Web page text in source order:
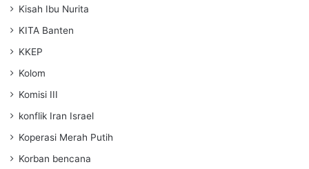
Kisah Ibu Nurita
KITA Banten
KKEP
Kolom
Komisi III
konflik Iran Israel
Koperasi Merah Putih
Korban bencana